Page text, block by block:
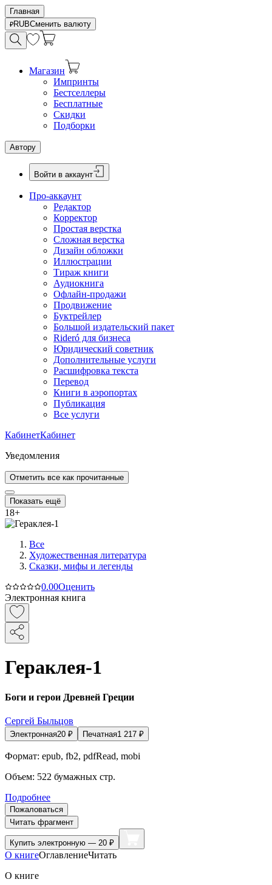
Главная
RUBСменить валюту
Магазин
Импринты
Бестселлеры
Бесплатные
Скидки
Подборки
Автору
Войти в аккаунт
Про-аккаунт
Редактор
Корректор
Простая верстка
Сложная верстка
Дизайн обложки
Иллюстрации
Тираж книги
Аудиокнига
Офлайн-продажи
Продвижение
Буктрейлер
Большой издательский пакет
Rideró для бизнеса
Юридический советник
Дополнительные услуги
Расшифровка текста
Перевод
Книги в аэропортах
Публикация
Все услуги
КабинетКабинет
Уведомления
Отметить все как прочитанные
Показать ещё
18+
Все
Художественная литература
Сказки, мифы и легенды
0.00Оценить
Электронная книга
Гераклея-1
Боги и герои Древней Греции
Сергей Быльцов
Электронная20 ₽ Печатная1 217 ₽
Формат: epub, fb2, pdfRead, mobi
Объем: 522 бумажных стр.
Подробнее
Пожаловаться
Читать фрагмент
Купить электронную — 20 ₽
О книгеОглавлениеЧитать
О книге